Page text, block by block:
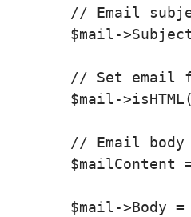
// Email
$mail-
// Set email
$mail-
// Email body
$mailContent
$mail->Body =